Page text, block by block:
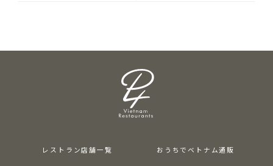
レストラン店舗一覧 おうちでベトナム通販